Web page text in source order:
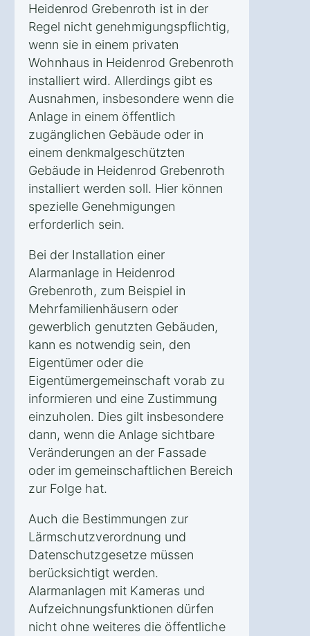
Heidenrod Grebenroth ist in der
Regel nicht genehmigungspflichtig,
wenn sie in einem privaten
Wohnhaus in Heidenrod Grebenroth
installiert wird. Allerdings gibt es
Ausnahmen, insbesondere wenn die
Anlage in einem öffentlich
zugänglichen Gebäude oder in
einem denkmalgeschützten
Gebäude in Heidenrod Grebenroth
installiert werden soll. Hier können
spezielle Genehmigungen
erforderlich sein.
Bei der Installation einer
Alarmanlage in Heidenrod
Grebenroth, zum Beispiel in
Mehrfamilienhäusern oder
gewerblich genutzten Gebäuden,
kann es notwendig sein, den
Eigentümer oder die
Eigentümergemeinschaft vorab zu
informieren und eine Zustimmung
einzuholen. Dies gilt insbesondere
dann, wenn die Anlage sichtbare
Veränderungen an der Fassade
oder im gemeinschaftlichen Bereich
zur Folge hat.
Auch die Bestimmungen zur
Lärmschutzverordnung und
Datenschutzgesetze müssen
berücksichtigt werden.
Alarmanlagen mit Kameras und
Aufzeichnungsfunktionen dürfen
nicht ohne weiteres die öffentliche